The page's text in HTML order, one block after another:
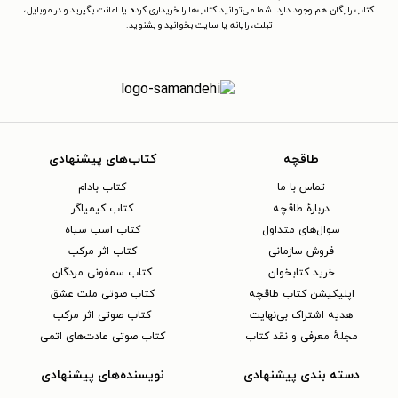
نظامی سفارت بریتانیا در واشنگتن برگزید.
وضعیت مرفه مردم آمریکا شگفت‌زده
با رفاه آمریکایی‌ها مقایسه ‌کرد و
ناخرسندی بر او چیره ‌شد. رولد در آمریکا
با فارستر رمان‌نویس مشهور انگلیسی که
فعالیت اطلاعاتی می‌کرد، ملاقات نمود و
با او همراه شد تا به فعالیت تبلیغی برای
متفقین بپردازد. فارستر درخواست
نشریه‌ی ستردی‌ایونینگ پست را که از او
داستانی بر اساس تجربیات دال خواسته
کتاب رایگان هم وجود دارد. شما می‌توانید کتاب‌ها را خریداری کرده یا امانت بگیرید و در موبایل،
تبلت، رایانه یا سایت بخوانید و بشنوید.
طاقچه
تماس با ما
دربارهٔ طاقچه
سوال‌های متداول
فروش سازمانی
خرید کتابخوان
اپلیکیشن کتاب طاقچه
هدیه اشتراک بی‌نهایت
مجلهٔ معرفی و نقد کتاب
کتاب‌های پیشنهادی
کتاب بادام
کتاب کیمیاگر
کتاب اسب سیاه
کتاب اثر مرکب
کتاب سمفونی مردگان
کتاب صوتی ملت عشق
کتاب صوتی اثر مرکب
کتاب صوتی عادت‌های اتمی
دسته بندی پیشنهادی نویسنده‌های پیشنهادی